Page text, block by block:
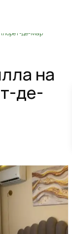
де-Мар
на
де-